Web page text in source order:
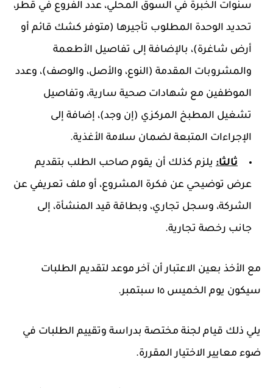
سنوات الخبرة في السوق المحلي، عدد الفروع في قطر،
تحديد الوحدة المطلوب تأجيرها (متوفر كشك قائم أو
أرض شاغرة)، بالإضافة إلى تفاصيل الأطعمة
والمشروبات المقدمة (النوع، والأصل، والوصف)، وعدد
الموظفين مع شهادات صحية سارية، وتفاصيل
تشغيل المطبخ المركزي (إن وجد)، إضافة إلى
الإجراءات المتبعة لضمان سلامة الأغذية.
ثالثا: يلزم كذلك أن يقوم صاحب الطلب بتقديم
عرض توضيحي عن فكرة المشروع، أو ملف تعريفي عن
الشركة، وسجل تجاري، وبطاقة قيد المنشأة، إلى
جانب رخصة تجارية.
مع الأخذ بعين الاعتبار أن آخر موعد لتقديم الطلبات
سيكون يوم الخميس ١٥ سبتمبر.
يلي ذلك قيام لجنة مختصة بدراسة وتقييم الطلبات في
ضوء معايير الاختيار المقررة.